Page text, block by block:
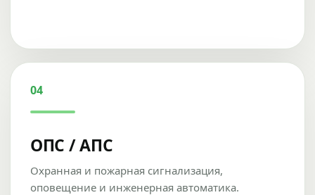
04
ОПС / АПС
Охранная и пожарная сигнализация,
оповещение и инженерная автоматика.